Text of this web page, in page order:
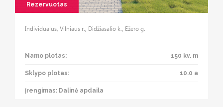
Rezervuotas
Individualus, Vilniaus r., Didžiasalio k., Ežero g.
Namo plotas: 150 kv. m
Sklypo plotas: 10.0 a
Įrengimas: Dalinė apdaila